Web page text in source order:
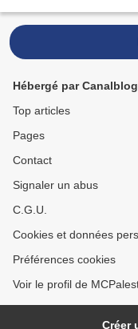
Hébergé par Canalblog
Top articles
Pages
Contact
Signaler un abus
C.G.U.
Cookies et données
Préférences cookies
Voir le profil de
Créer